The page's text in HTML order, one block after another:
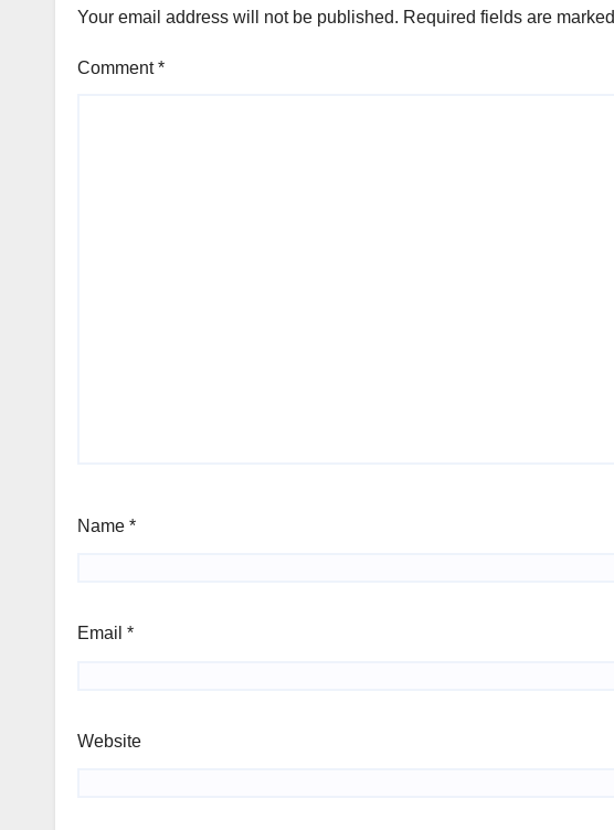
Your email address will not be published. Required fields are marked
Comment*
Name *
Email *
Website